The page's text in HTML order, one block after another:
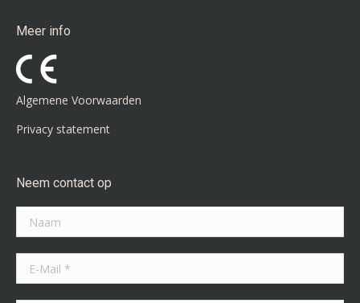
opens
new
opens
new
Meer info
Algemene Voorwaarden
Privacy statement
Neem contact op